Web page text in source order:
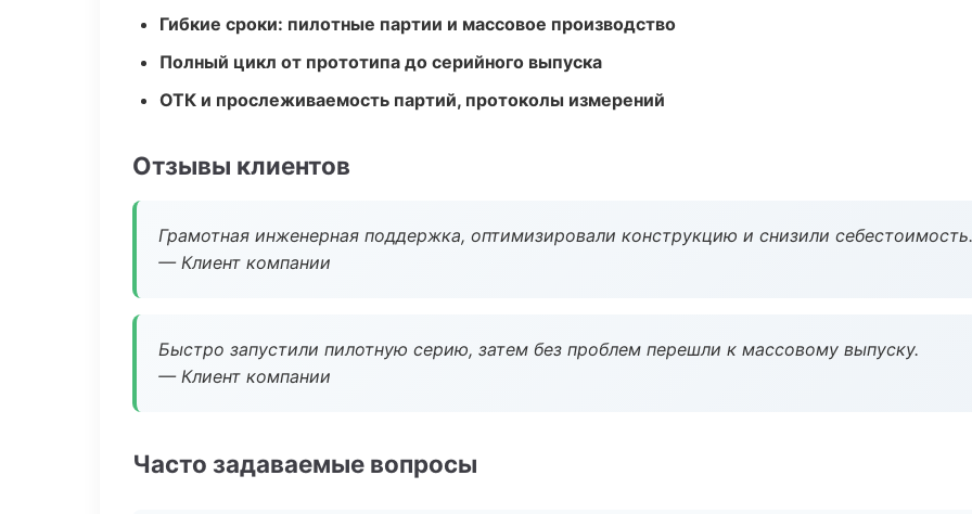
Гибкие сроки: пилотные партии и массовое производство
Полный цикл от прототипа до серийного выпуска
ОТК и прослеживаемость партий, протоколы измерений
Отзывы клиентов
Грамотная инженерная поддержка, оптимизировали конструкцию и снизили себестоимость.
— Клиент компании
Быстро запустили пилотную серию, затем без проблем перешли к массовому выпуску.
— Клиент компании
Часто задаваемые вопросы